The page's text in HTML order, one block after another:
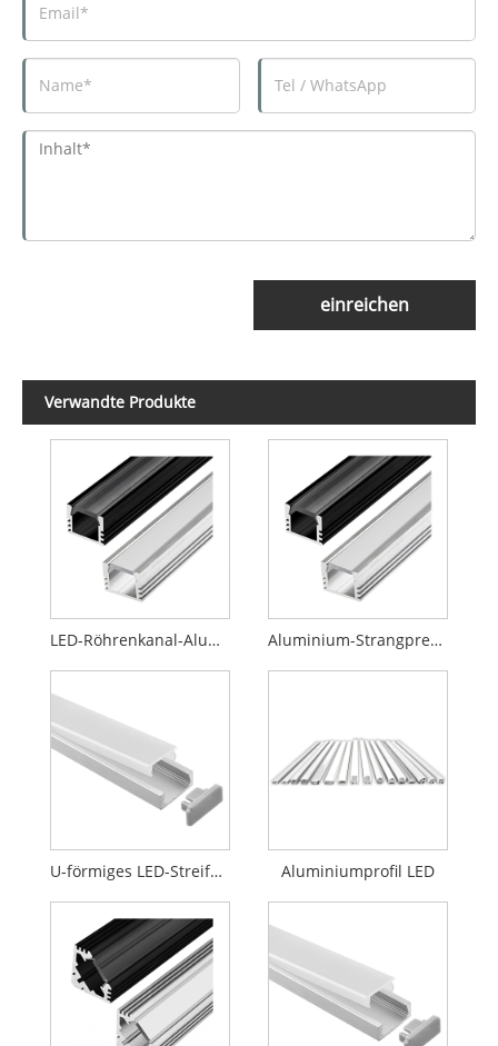
einreichen
Verwandte Produkte
LED-Röhrenkanal-Aluminiumprofil Aluminium-Strangpressprofile und Aluminiumlegierungen
U-förmiges LED-Streifen-Aluminium-Strangpress-Vierkantrohrprofil Aluminiumprofil LED